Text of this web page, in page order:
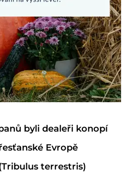
byli dealeři konopí
Evropě
terrestris)